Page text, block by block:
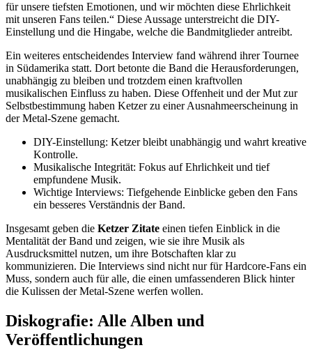
für unsere tiefsten Emotionen, und wir möchten diese Ehrlichkeit
mit unseren Fans teilen.“ Diese Aussage unterstreicht die DIY-
Einstellung und die Hingabe, welche die Bandmitglieder antreibt.
Ein weiteres entscheidendes Interview fand während ihrer Tournee
in Südamerika statt. Dort betonte die Band die Herausforderungen,
unabhängig zu bleiben und trotzdem einen kraftvollen
musikalischen Einfluss zu haben. Diese Offenheit und der Mut zur
Selbstbestimmung haben Ketzer zu einer Ausnahmeerscheinung in
der Metal-Szene gemacht.
DIY-Einstellung: Ketzer bleibt unabhängig und wahrt kreative
Kontrolle.
Musikalische Integrität: Fokus auf Ehrlichkeit und tief
empfundene Musik.
Wichtige Interviews: Tiefgehende Einblicke geben den Fans
ein besseres Verständnis der Band.
Insgesamt geben die Ketzer Zitate einen tiefen Einblick in die
Mentalität der Band und zeigen, wie sie ihre Musik als
Ausdrucksmittel nutzen, um ihre Botschaften klar zu
kommunizieren. Die Interviews sind nicht nur für Hardcore-Fans ein
Muss, sondern auch für alle, die einen umfassenderen Blick hinter
die Kulissen der Metal-Szene werfen wollen.
Diskografie: Alle Alben und
Veröffentlichungen